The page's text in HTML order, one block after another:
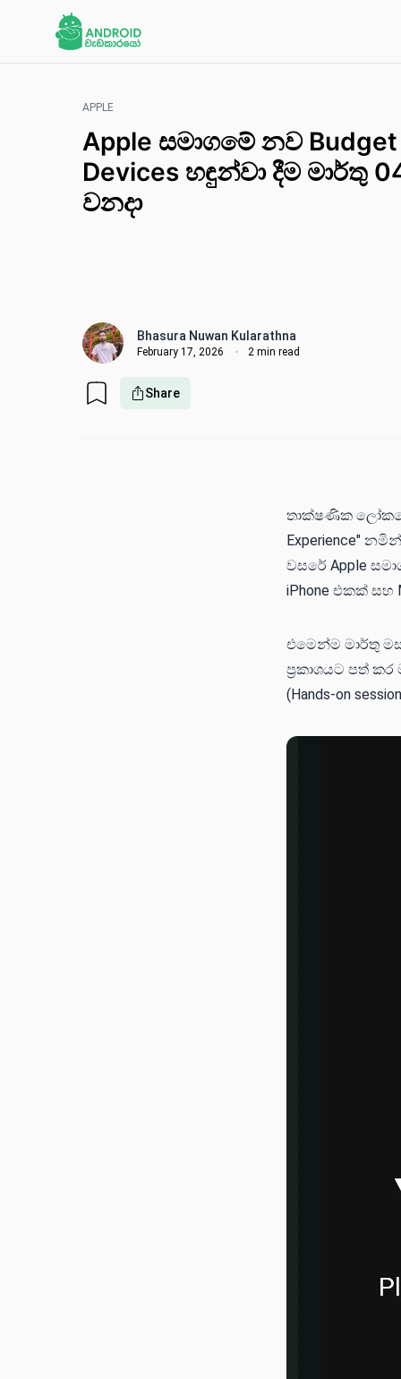
APPLE
Apple සමාගමේ නව Budget
Devices හඳුන්වා දීම මාර්තු
වනදා
Bhasura Nuwan Kularathna
February 17, 2026 2 min read
Share
තාක්ෂණික ලෝකයේ
Experience"
වසරේ Apple
iPhone එකක් සහ
එමෙන්ම මාර්තු
ප්‍රකාශයට පත් කර
(Hands-on